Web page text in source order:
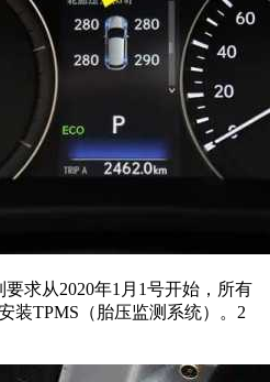
求从2020年1月1号开始，所有
装TPMS（胎压监测系统）。 2